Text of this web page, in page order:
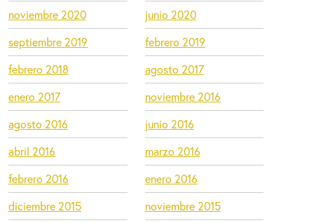
noviembre 2020
junio 2020
septiembre 2019
febrero 2019
febrero 2018
agosto 2017
enero 2017
noviembre 2016
agosto 2016
junio 2016
abril 2016
marzo 2016
febrero 2016
enero 2016
diciembre 2015
noviembre 2015